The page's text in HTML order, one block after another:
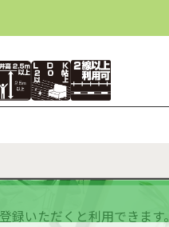
録いただくと利用できます。